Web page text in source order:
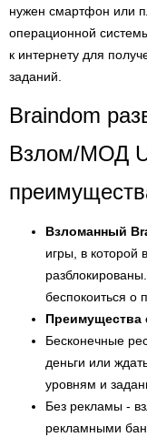
нужен смартфон или
операционной
к интернету для
заданий.
Braindom
Взлом/МОД
Взломанный
игры, в которой
беспокоиться о
Преимущества
Бесконечные
деньги или
уровням и
Без рекламы -
рекламными